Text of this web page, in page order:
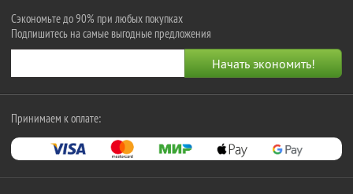
Сэкономьте до 90% при любых покупках
Подпишитесь на самые выгодные предложения
Принимаем к оплате: